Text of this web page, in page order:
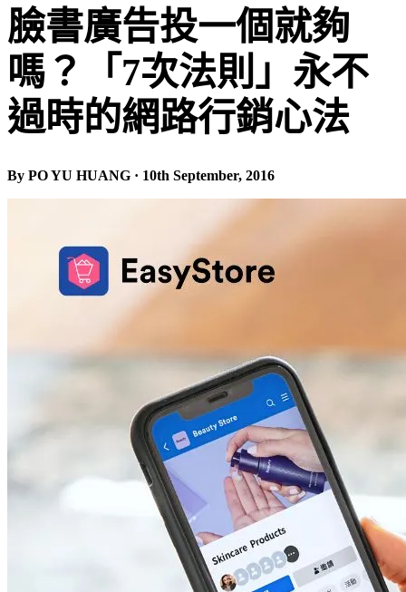
臉書廣告投一個就夠
嗎？「7次法則」永不
過時的網路行銷心法
By PO YU HUANG · 10th September, 2016